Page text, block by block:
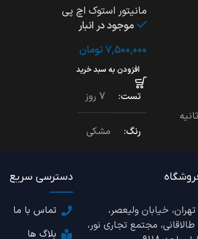
مانیتور استوک اچ پی
موجود در انبار
۷,۵۰۰,۰۰۰تومان
افزودن به سبد خرید
تست 7 روز
رنگ مشکی
تجاری, ترید, دانشجویی, روزمره
خیابان ولیعصر،
مجتمع تجاری نور،
دسترسی سریع
تماس با ما
بلاگ ها